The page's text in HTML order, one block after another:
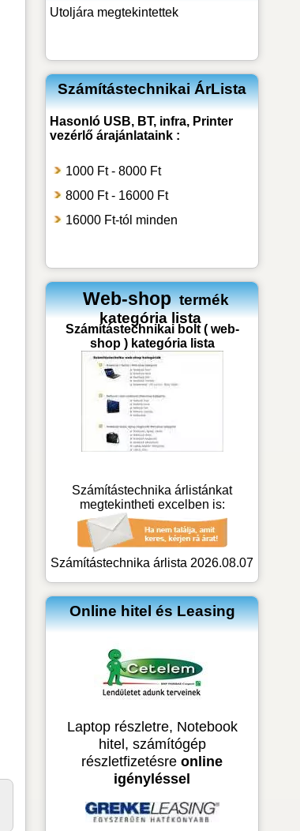
Utoljára megtekintettek
Számítástechnikai ÁrLista
Hasonló USB, BT, infra, Printer
vezérlő árajánlataink :
1000 Ft - 8000 Ft
8000 Ft - 16000 Ft
16000 Ft-tól minden
Web-shop termék
kategória lista
Számítástechnikai bolt ( web-
shop ) kategória lista
Számítástechnika árlistánkat
megtekintheti excelben is:
Számítástechnika árlista 2026.08.07
Online hitel és Leasing
Laptop részletre, Notebook
hitel, számítógép
részletfizetésreonline
igényléssel